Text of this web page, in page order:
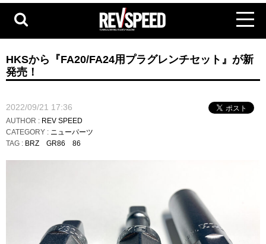
HKSから『FA20/FA24用プラグレンチセット』が新
発売！
2022/09/21 17:36
AUTHOR : REV SPEED
CATEGORY : ニューパーツ
TAG : BRZ GR86 86